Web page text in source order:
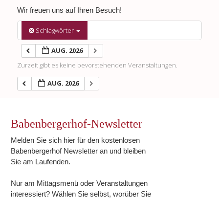
Wir freuen uns auf Ihren Besuch!
Schlagwörter
AUG. 2026
Zurzeit gibt es keine bevorstehenden Veranstaltungen.
AUG. 2026
Babenbergerhof-Newsletter
Melden Sie sich hier für den kostenlosen
Babenbergerhof Newsletter an und bleiben
Sie am Laufenden.
Nur am Mittagsmenü oder Veranstaltungen
interessiert? Wählen Sie selbst, worüber Sie